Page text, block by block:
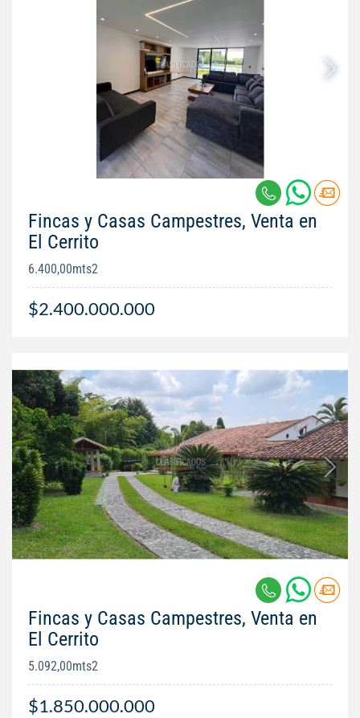
Fincas y Casas Campestres, Venta en
El Cerrito
6.400,00mts2
$2.400.000.000
Fincas y Casas Campestres, Venta en
El Cerrito
5.092,00mts2
$1.850.000.000